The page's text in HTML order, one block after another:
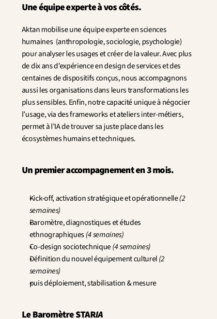
Une équipe experte à vos côtés.
Aktan mobilise une équipe experte en sciences
humaines  (anthropologie, sociologie, psychologie)
pour analyser les usages et créer de la valeur. Avec plus
de dix ans d’expérience en design de services et des
centaines de dispositifs conçus, nous accompagnons
aussi les organisations dans leurs transformations les
plus sensibles. Enfin, notre capacité unique à négocier
l’usage, via des frameworks et ateliers inter-métiers,
permet à l’IA de trouver sa juste place dans les
écosystèmes humains et techniques.
Un premier accompagnement en 3 mois.
Kick-off, activation stratégique et opérationnelle (2
semaines)
Baromètre, diagnostiques et études
ethnographiques (4 semaines)
Co-design sociotechnique (4 semaines)
Définition du nouvel équipement culturel (2
semaines)
puis déploiement, stabilisation & mesure
Le Baromètre STARIA